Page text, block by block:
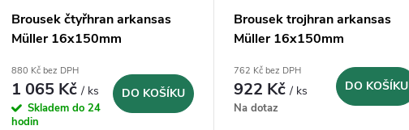
Brousek čtyřhran arkansas
Müller 16x150mm
880 Kč bez DPH
1 065 Kč/ ks
Skladem do 24
hodin
DO KOŠÍKU
Brousek trojhran arkansas
Müller 16x150mm
762 Kč bez DPH
922 Kč/ ks
Na dotaz
DO KOŠÍKU